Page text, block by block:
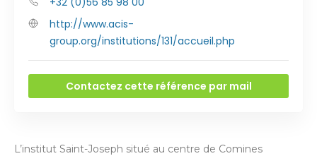
http://www.acis-
group.org/institutions/131/accueil.php
Contactez cette référence par mail
L’institut Saint-Joseph situé au centre de Comines